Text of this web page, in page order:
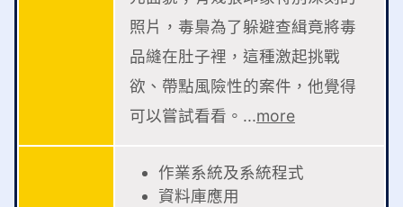
照片，毒梟為了躲避查緝竟將毒
品縫在肚子裡，這種激起挑戰
欲、帶點風險性的案件，他覺得
可以嘗試看看。...more
作業系統及系統程式
資料庫應用